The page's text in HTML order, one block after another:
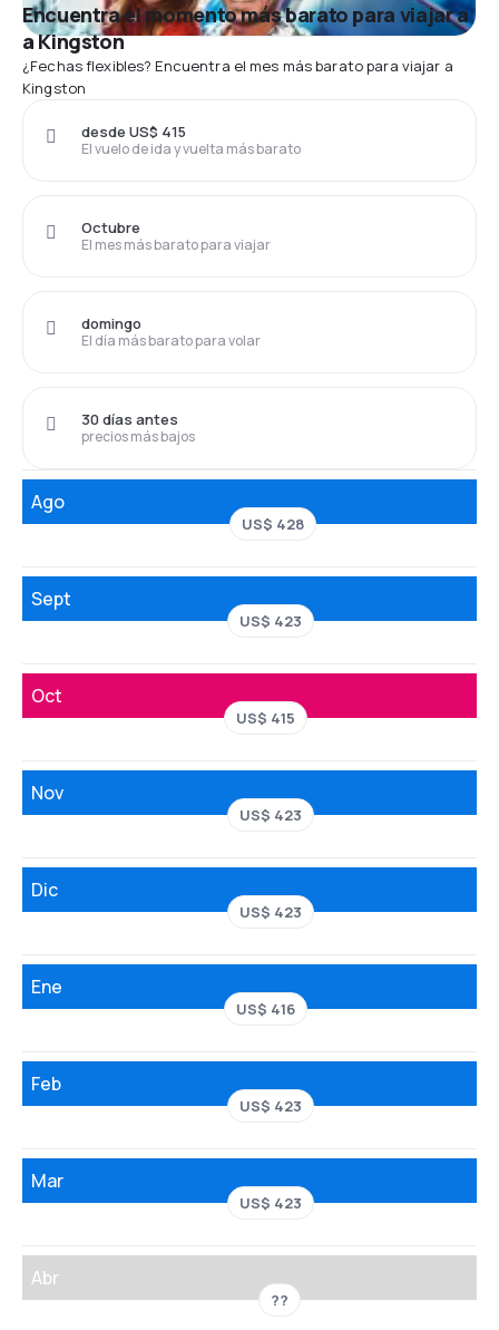
Encuentra el momento más barato para viajar a
a Kingston
¿Fechas flexibles? Encuentra el mes más barato para viajar a
Kingston
El vuelo de ida y vuelta más barato
desde US$ 415
El mes más barato para viajar
Octubre
El día más barato para volar
domingo
precios más bajos
30 días antes
Ago
US$ 428
Sept
US$ 423
Oct
US$ 415
Nov
US$ 423
Dic
US$ 423
Ene
US$ 416
Feb
US$ 423
Mar
US$ 423
Abr
??